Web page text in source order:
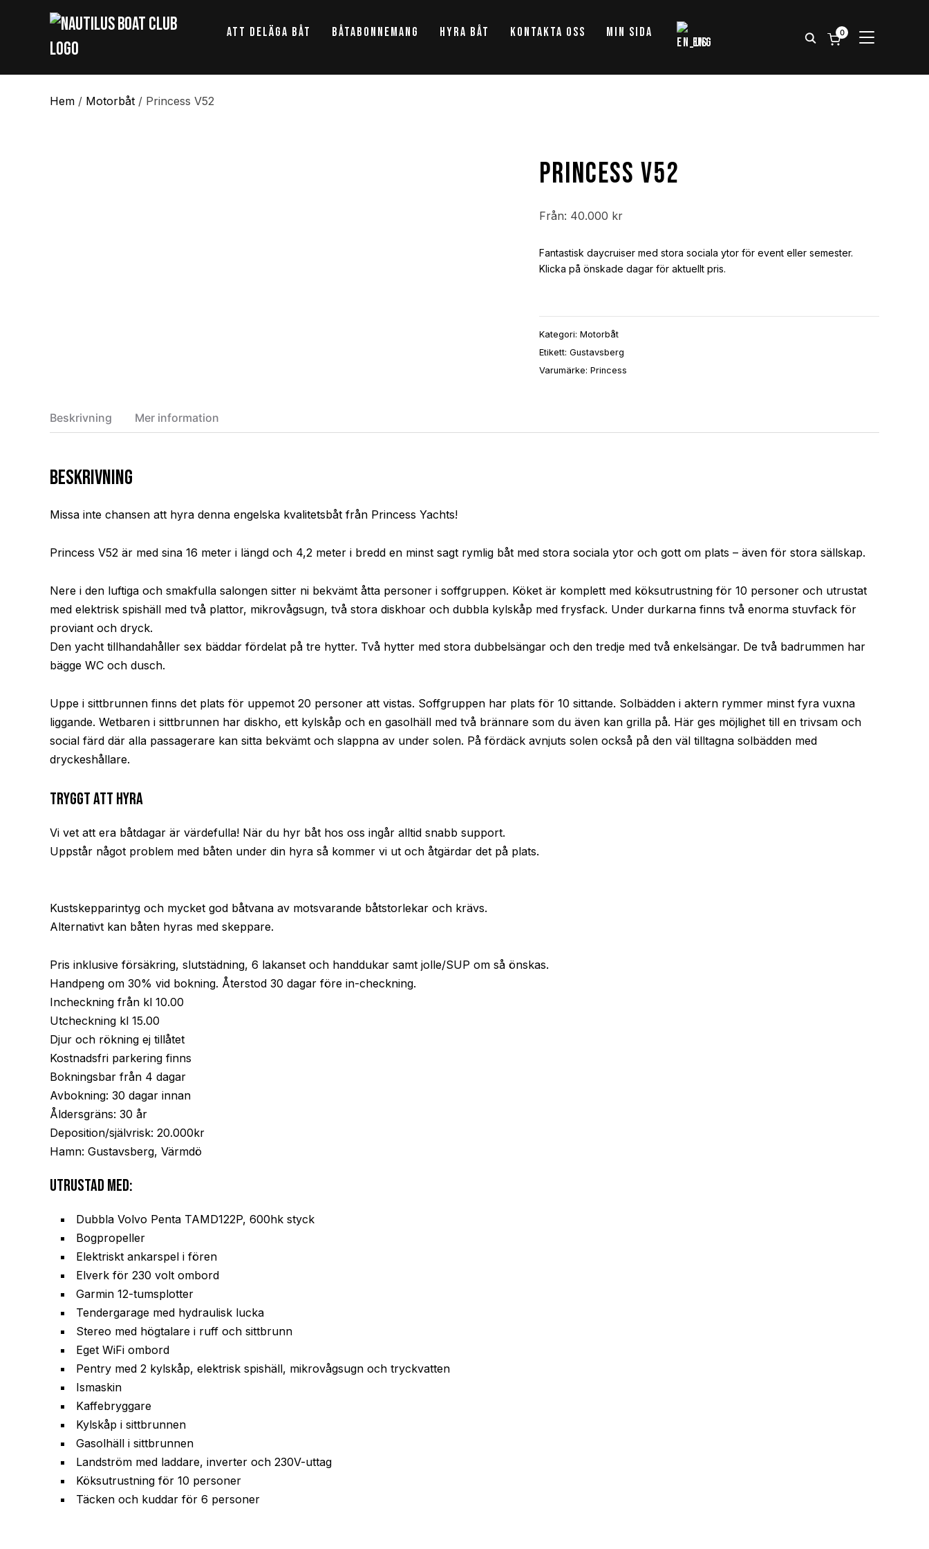
Att Deläga Båt Båtabonnemang Hyra båt Kontakta oss Min Sida
ENG
0 SLÅ PÅ/AV
Hem / Motorbåt / Princess V52
Princess V52
Från: 40.000 kr
Fantastisk daycruiser med stora sociala ytor för event eller semester.
Klicka på önskade dagar för aktuellt pris.
Kategori: Motorbåt
Etikett: Gustavsberg
Varumärke: Princess
Beskrivning Mer information
Beskrivning
Missa inte chansen att hyra denna engelska kvalitetsbåt från Princess Yachts!
Princess V52 är med sina 16 meter i längd och 4,2 meter i bredd en minst sagt rymlig båt med stora sociala ytor och gott om plats – även för stora sällskap.
Nere i den luftiga och smakfulla salongen sitter ni bekvämt åtta personer i soffgruppen. Köket är komplett med köksutrustning för 10 personer och utrustat
med elektrisk spishäll med två plattor, mikrovågsugn, två stora diskhoar och dubbla kylskåp med frysfack. Under durkarna finns två enorma stuvfack för
proviant och dryck.
Den yacht tillhandahåller sex bäddar fördelat på tre hytter. Två hytter med stora dubbelsängar och den tredje med två enkelsängar. De två badrummen har
bägge WC och dusch.
Uppe i sittbrunnen finns det plats för uppemot 20 personer att vistas. Soffgruppen har plats för 10 sittande. Solbädden i aktern rymmer minst fyra vuxna
liggande. Wetbaren i sittbrunnen har diskho, ett kylskåp och en gasolhäll med två brännare som du även kan grilla på. Här ges möjlighet till en trivsam och
social färd där alla passagerare kan sitta bekvämt och slappna av under solen. På fördäck avnjuts solen också på den väl tilltagna solbädden med
dryckeshållare.
Tryggt att hyra
Vi vet att era båtdagar är värdefulla! När du hyr båt hos oss ingår alltid snabb support.
Uppstår något problem med båten under din hyra så kommer vi ut och åtgärdar det på plats.
Kustskepparintyg och mycket god båtvana av motsvarande båtstorlekar och krävs.
Alternativt kan båten hyras med skeppare.
Pris inklusive försäkring, slutstädning, 6 lakanset och handdukar samt jolle/SUP om så önskas.
Handpeng om 30% vid bokning. Återstod 30 dagar före in-checkning.
Incheckning från kl 10.00
Utcheckning kl 15.00
Djur och rökning ej tillåtet
Kostnadsfri parkering finns
Bokningsbar från 4 dagar
Avbokning: 30 dagar innan
Åldersgräns: 30 år
Deposition/självrisk: 20.000kr
Hamn: Gustavsberg, Värmdö
Utrustad med:
Dubbla Volvo Penta TAMD122P, 600hk styck
Bogpropeller
Elektriskt ankarspel i fören
Elverk för 230 volt ombord
Garmin 12-tumsplotter
Tendergarage med hydraulisk lucka
Stereo med högtalare i ruff och sittbrunn
Eget WiFi ombord
Pentry med 2 kylskåp, elektrisk spishäll, mikrovågsugn och tryckvatten
Ismaskin
Kaffebryggare
Kylskåp i sittbrunnen
Gasolhäll i sittbrunnen
Landström med laddare, inverter och 230V-uttag
Köksutrustning för 10 personer
Täcken och kuddar för 6 personer